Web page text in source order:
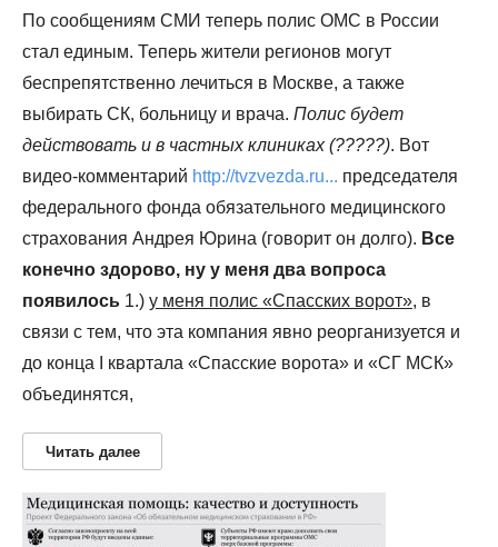
По сообщениям СМИ теперь полис ОМС в России
стал единым. Теперь жители регионов могут
беспрепятственно лечиться в Москве, а также
выбирать СК, больницу и врача. Полис будет
действовать и в частных клиниках (?????). Вот
видео-комментарий http://tvzvezda.ru... председателя
федерального фонда обязательного медицинского
страхования Андрея Юрина (говорит он долго). Все
конечно здорово, ну у меня два вопроса
появилось 1.) у меня полис «Спасских ворот», в
связи с тем, что эта компания явно реорганизуется и
до конца I квартала «Спасские ворота» и «СГ МСК»
объединятся,
Читать далее